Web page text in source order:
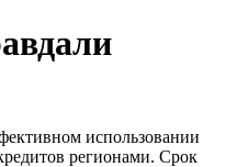
использовании
регионами. Срок